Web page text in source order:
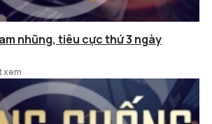
nhũng, tiêu cực thứ 3 ngày
xem